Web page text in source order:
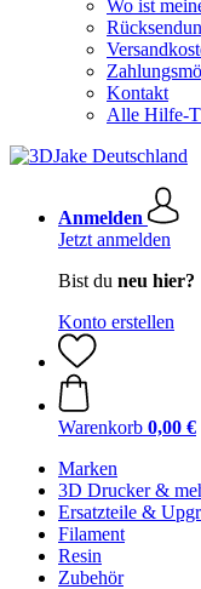
Wo ist
Kontakt
Alle Hilfe-
Anmelden
Jetzt anmelden
Bist du neu hier?
Konto erstellen
Warenkorb 0,00 €
Marken
3D Drucker &
Ersatzteile &
Filament
Resin
Zubehör